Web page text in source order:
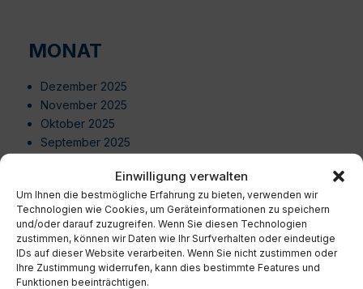
Einwilligung verwalten
Um Ihnen die bestmögliche Erfahrung zu bieten, verwenden wir
Technologien wie Cookies, um Geräteinformationen zu speichern
und/oder darauf zuzugreifen. Wenn Sie diesen Technologien
zustimmen, können wir Daten wie Ihr Surfverhalten oder eindeutige
IDs auf dieser Website verarbeiten. Wenn Sie nicht zustimmen oder
Ihre Zustimmung widerrufen, kann dies bestimmte Features und
Funktionen beeinträchtigen.
MONAT
Dezember 2025
November 2025
Oktober 2025
September 2025
Juni 2025
Mai 2025
April 2025
März 2025
Februar 2025